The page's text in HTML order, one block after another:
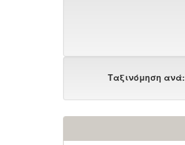
Ταξινόμηση ανά: